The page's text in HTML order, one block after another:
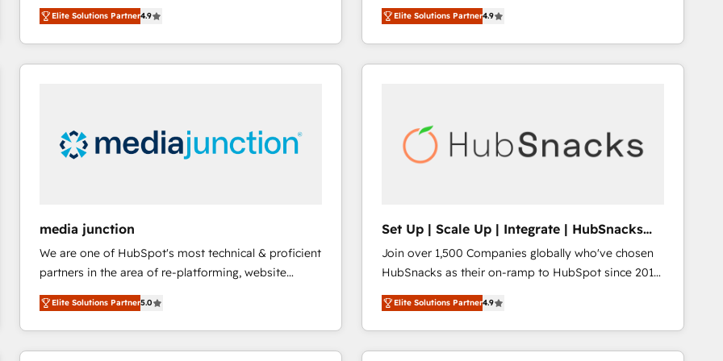
HubSpot大百科 出版 CRM・AI活用に関するご相談、現
operational efficiency of HubSpot. The fastest-
growing tech-enabler & facilitator, MakeWebBetter,
hands you the blend of HubSpot expertise &
eminent solutions & integrations. Trust us to
Premier Partner 2023 🌟5 HubSpot Accreditations 🌟
Won HubSpot Theme Challenge 2021 🌟INBOUND’19
HubSpot experience ✔️Flexible pricing models —
Hourly-fee (assigned one Dedicated HubSpot
Admin); Monthly-fee (HubSpot Admin + Project
Manager); and Fixed Project Cost (as per
requirement). ✔️Helped over 25,000+ customers so
far with our HubSpot solutions. ✔️Bespoke apps &
on-demand bundle services. Connect with us today!
Elite Solutions Partner4.9
Hire an agency that's experienced in every inch of
HubSpot and willing to work hand-in-hand with your
team to simplify the complex and build a better
experience for your team and customers.
Elite Solutions Partner4.9
media junction
We are one of HubSpot's most technical & proficient
partners in the area of re-platforming, website
design & development. We specialize in multi-hub
implementations for mid-market & enterprise
companies. We are woman-owned, powered by
coffee, and we ❤️ dogs. We produce award-winning
Elite Solutions Partner5.0
Set Up | Scale Up | Integrate | HubSnacks
FlexPlan
Join over 1,500 Companies globally who've chosen
HubSnacks as their on-ramp to HubSpot since 2014
Simple pay-as-you-go plans that accelerate value...
1️⃣ Set Up | Onboarding New or Check-fixing existing
HubSpot portals 2️⃣ Scale Up | 100% HubSpot Task
Execution... Global 24/7 ... All Experts 3️⃣ Integrate |
Elite Solutions Partner4.9